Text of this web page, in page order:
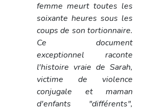
femme meurt toutes les
soixante heures sous les
coups de son tortionnaire.
Ce document
exceptionnel raconte
l'histoire vraie de Sarah,
victime de violence
conjugale et maman
d'enfants "différents",